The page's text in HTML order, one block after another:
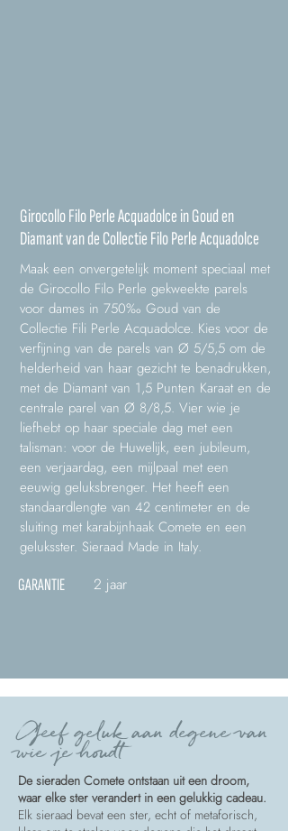
Girocollo Filo Perle Acquadolce in Goud en
Diamant van de Collectie Filo Perle Acquadolce
Maak een onvergetelijk moment speciaal met
de Girocollo Filo Perle gekweekte parels
voor dames in 750‰ Goud van de
Collectie Fili Perle Acquadolce. Kies voor de
verfijning van de parels van Ø 5/5,5 om de
helderheid van haar gezicht te benadrukken,
met de Diamant van 1,5 Punten Karaat en de
centrale parel van Ø 8/8,5. Vier wie je
liefhebt op haar speciale dag met een
talisman: voor de Huwelijk, een jubileum,
een verjaardag, een mijlpaal met een
eeuwig geluksbrenger. Het heeft een
standaardlengte van 42 centimeter en de
sluiting met karabijnhaak Comete en een
geluksster. Sieraad Made in Italy.
GARANTIE 2 jaar
Geef geluk aan degene van
wie je houdt
De sieraden Comete ontstaan uit een droom,
waar elke ster verandert in een gelukkig cadeau.
Elk sieraad bevat een ster, echt of metaforisch,